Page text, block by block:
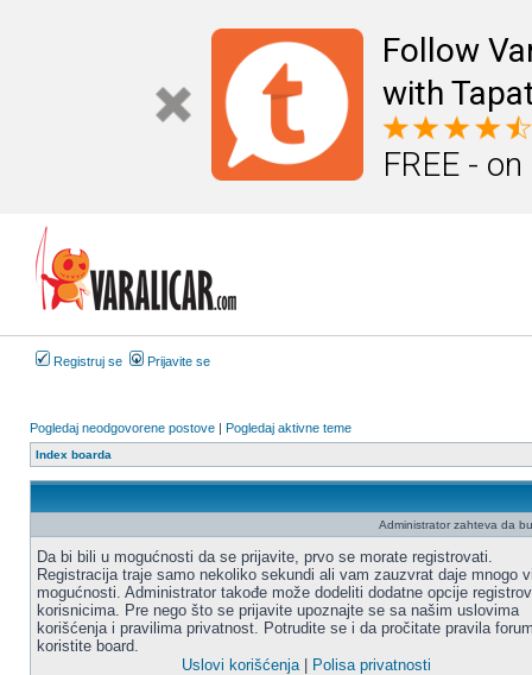
Follow
with
FREE -
Registruj se Prijavite se
Pogledaj neodgovorene postove | Pogledaj aktivne teme
Index boarda
Administrator zahteva da
Da bi bili u mogućnosti da se prijavite, prvo se morate registrovati.
Registracija traje samo nekoliko sekundi ali vam zauzvrat daje mnogo
mogućnosti. Administrator takođe može dodeliti dodatne opcije
korisnicima. Pre nego što se prijavite upoznajte se sa našim uslovima
korišćenja i pravilima privatnost. Potrudite se i da pročitate pravila
koristite board.
Uslovi korišćenja| Polisa privatnosti